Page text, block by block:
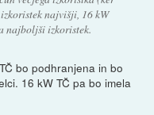
najvišji, 16 kW
najboljši izkoristek.
bo podhranjena in bo
16 kW TČ pa bo imela